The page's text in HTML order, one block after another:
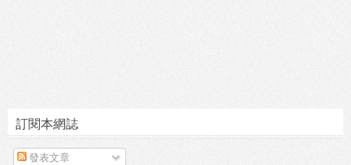
訂閱本網誌
發表文章